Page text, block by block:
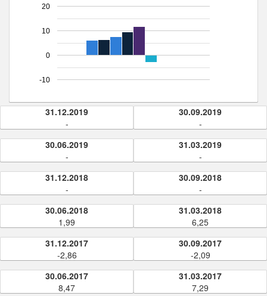
-10
0
10
20
31.12.2019
-
30.09.2019
-
30.06.2019
-
31.03.2019
-
31.12.2018
-
30.09.2018
-
30.06.2018
1,99
31.03.2018
6,25
31.12.2017
-2,86
30.09.2017
-2,09
30.06.2017
8,47
31.03.2017
7,29